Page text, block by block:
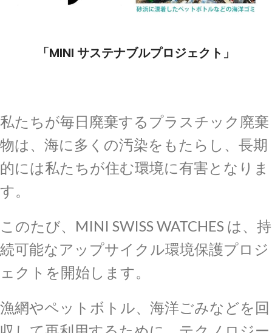
「MINI サステナブルプロジェクト」
私たちが毎日廃棄するプラスチック廃棄
物は、海に多くの汚染をもたらし、長期
的には私たちが住む環境に有害となりま
す。
このたび、MINI SWISS WATCHES は、持
続可能なアップサイクル環境保護プロジ
ェクトを開始します。
漁網やペットボトル、海洋ごみなどを回